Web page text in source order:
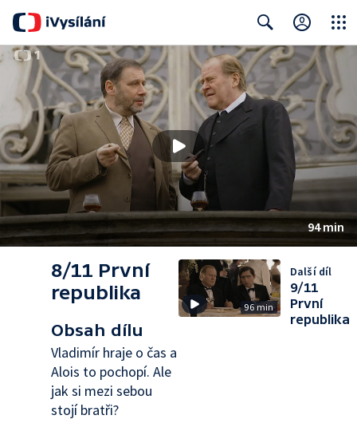
Search Close
94 min
8/11 První
republika
Obsah dílu
Vladimír hraje o čas a
Alois to pochopí. Ale
jak si mezi sebou
stojí bratři?
96 min
Další díl
9/11
První
republika